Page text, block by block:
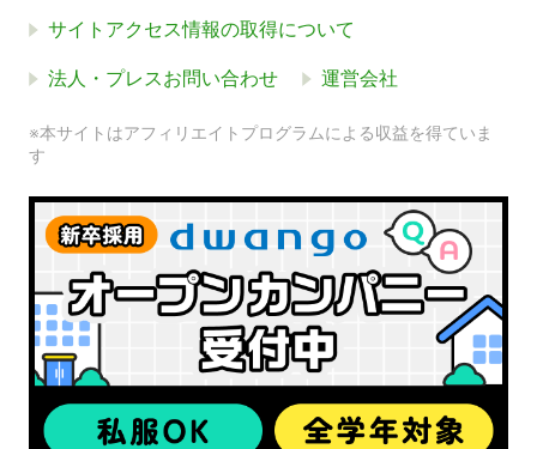
サイトアクセス情報の取得について
法人・プレスお問い合わせ 運営会社
※本サイトはアフィリエイトプログラムによる収益を得ていま
す